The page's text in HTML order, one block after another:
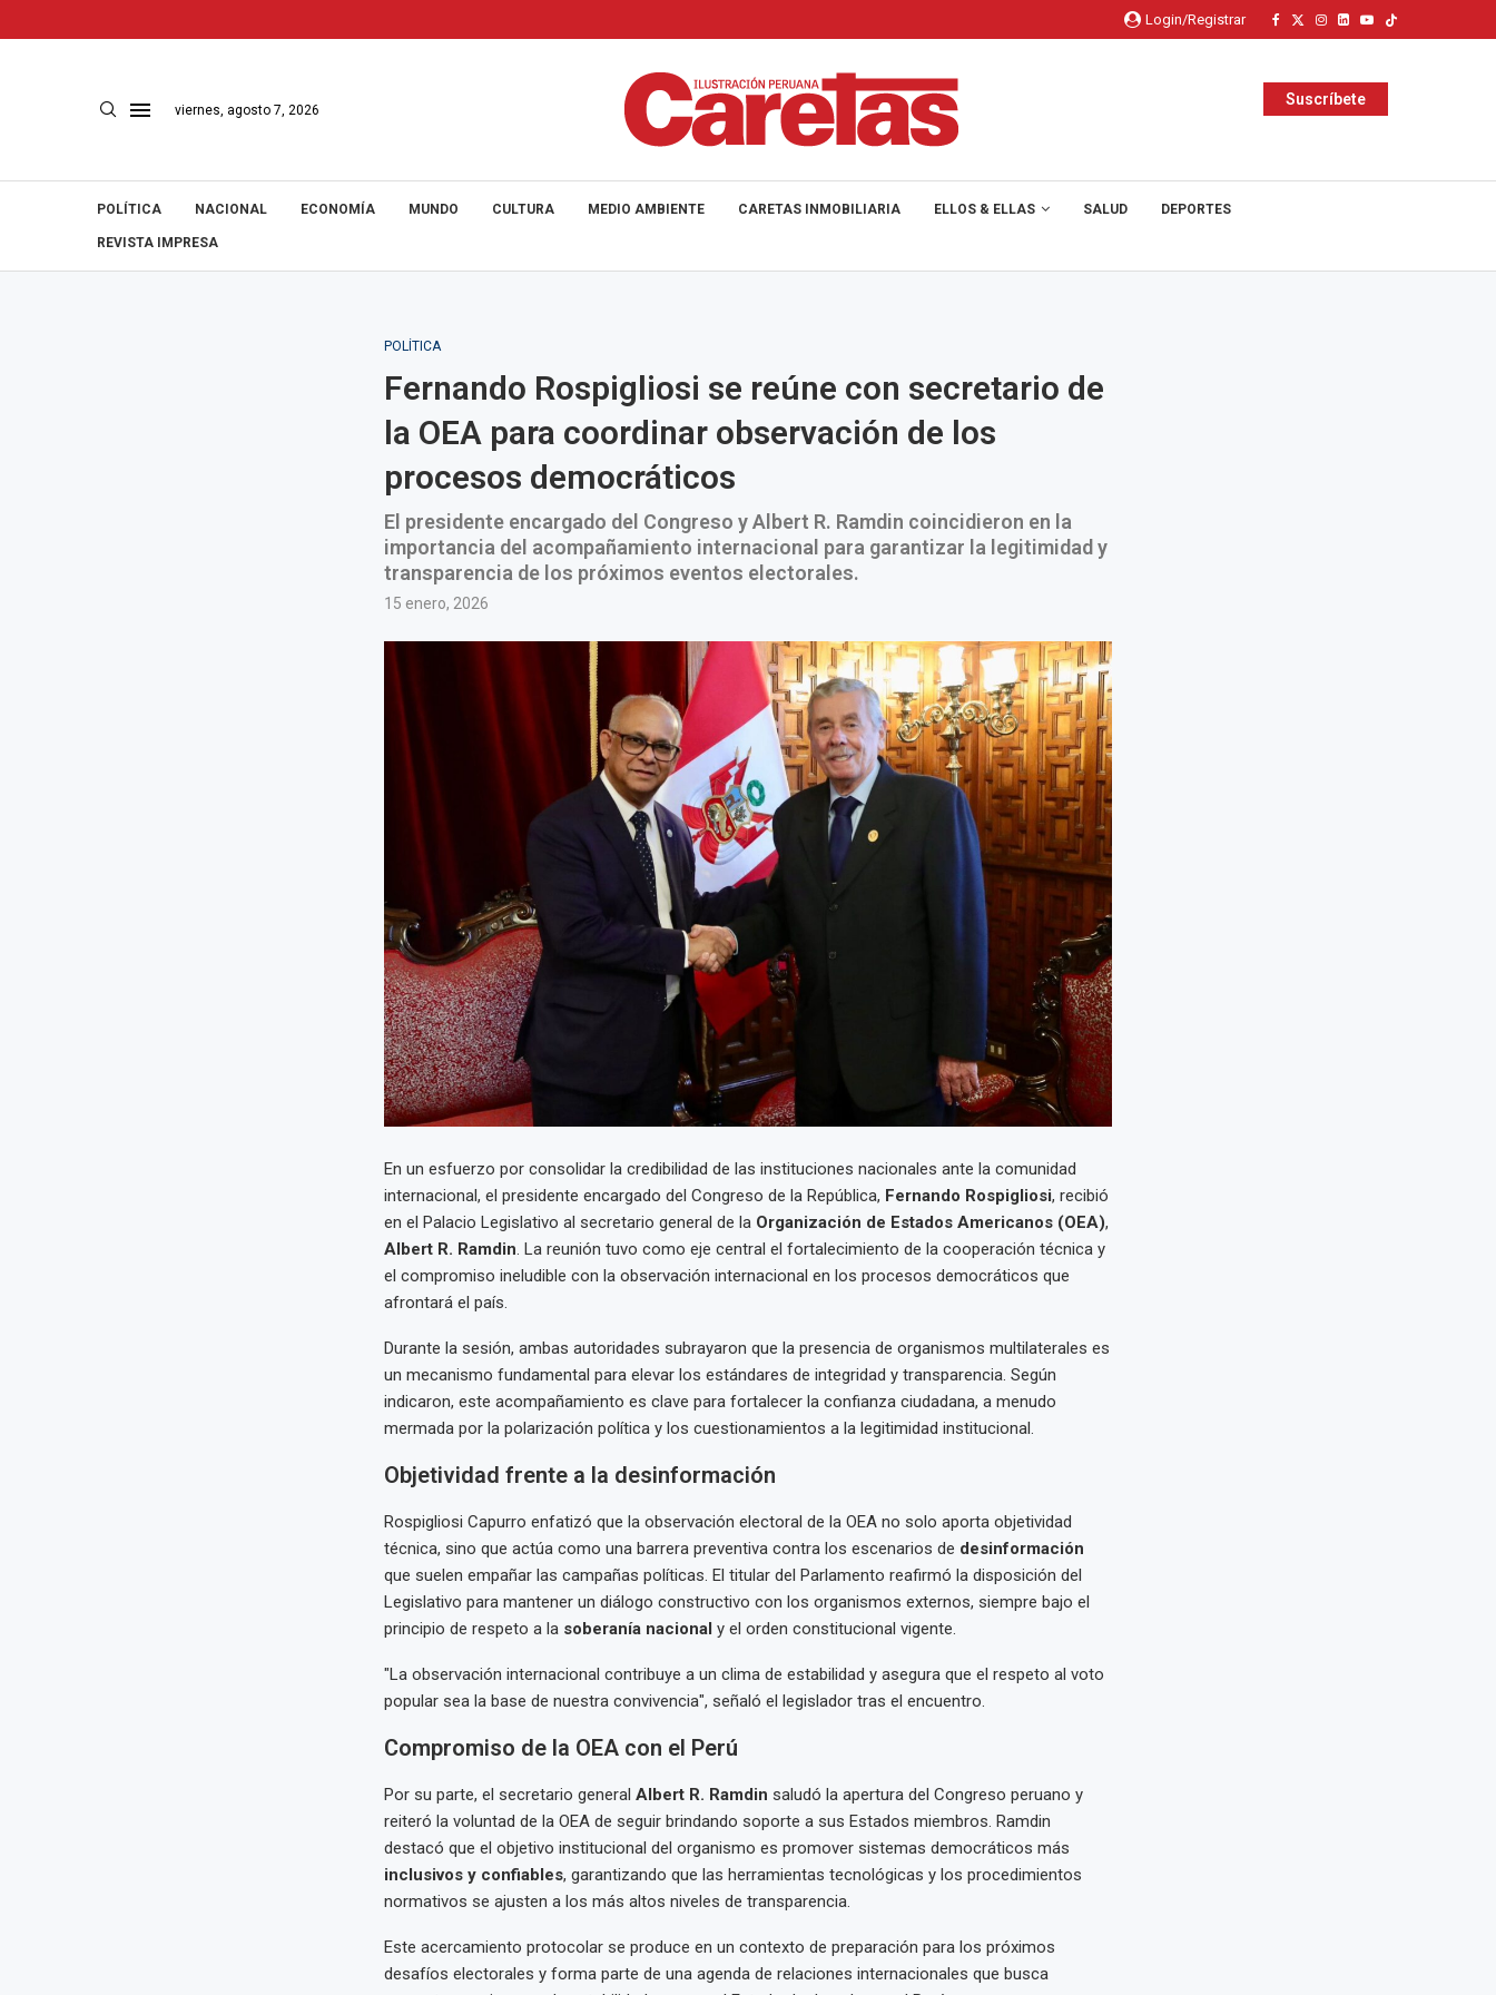
Login/Registrar
viernes, agosto 7, 2026
Suscríbete
POLÍTICA NACIONAL ECONOMÍA MUNDO CULTURA MEDIO AMBIENTE CARETAS INMOBILIARIA ELLOS & ELLAS SALUD DEPORTES
REVISTA IMPRESA
POLÍTICA
Fernando Rospigliosi se reúne con secretario de
la OEA para coordinar observación de los
procesos democráticos
El presidente encargado del Congreso y Albert R. Ramdin coincidieron en la
importancia del acompañamiento internacional para garantizar la legitimidad y
transparencia de los próximos eventos electorales.
15 enero, 2026
En un esfuerzo por consolidar la credibilidad de las instituciones nacionales ante la comunidad
internacional, el presidente encargado del Congreso de la República, Fernando Rospigliosi, recibió
en el Palacio Legislativo al secretario general de la Organización de Estados Americanos (OEA),
Albert R. Ramdin. La reunión tuvo como eje central el fortalecimiento de la cooperación técnica y
el compromiso ineludible con la observación internacional en los procesos democráticos que
afrontará el país.
Durante la sesión, ambas autoridades subrayaron que la presencia de organismos multilaterales es
un mecanismo fundamental para elevar los estándares de integridad y transparencia. Según
indicaron, este acompañamiento es clave para fortalecer la confianza ciudadana, a menudo
mermada por la polarización política y los cuestionamientos a la legitimidad institucional.
Objetividad frente a la desinformación
Rospigliosi Capurro enfatizó que la observación electoral de la OEA no solo aporta objetividad
técnica, sino que actúa como una barrera preventiva contra los escenarios de desinformación
que suelen empañar las campañas políticas. El titular del Parlamento reafirmó la disposición del
Legislativo para mantener un diálogo constructivo con los organismos externos, siempre bajo el
principio de respeto a la soberanía nacional y el orden constitucional vigente.
"La observación internacional contribuye a un clima de estabilidad y asegura que el respeto al voto
popular sea la base de nuestra convivencia", señaló el legislador tras el encuentro.
Compromiso de la OEA con el Perú
Por su parte, el secretario general Albert R. Ramdin saludó la apertura del Congreso peruano y
reiteró la voluntad de la OEA de seguir brindando soporte a sus Estados miembros. Ramdin
destacó que el objetivo institucional del organismo es promover sistemas democráticos más
inclusivos y confiables, garantizando que las herramientas tecnológicas y los procedimientos
normativos se ajusten a los más altos niveles de transparencia.
Este acercamiento protocolar se produce en un contexto de preparación para los próximos
desafíos electorales y forma parte de una agenda de relaciones internacionales que busca